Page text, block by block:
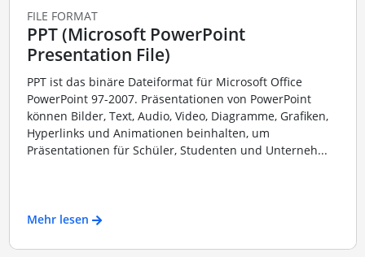
FILE FORMAT
PPT (Microsoft PowerPoint
Presentation File)
PPT ist das binäre Dateiformat für Microsoft Office
PowerPoint 97-2007. Präsentationen von PowerPoint
können Bilder, Text, Audio, Video, Diagramme, Grafiken,
Hyperlinks und Animationen beinhalten, um
Präsentationen für Schüler, Studenten und Unterneh...
Mehr lesen